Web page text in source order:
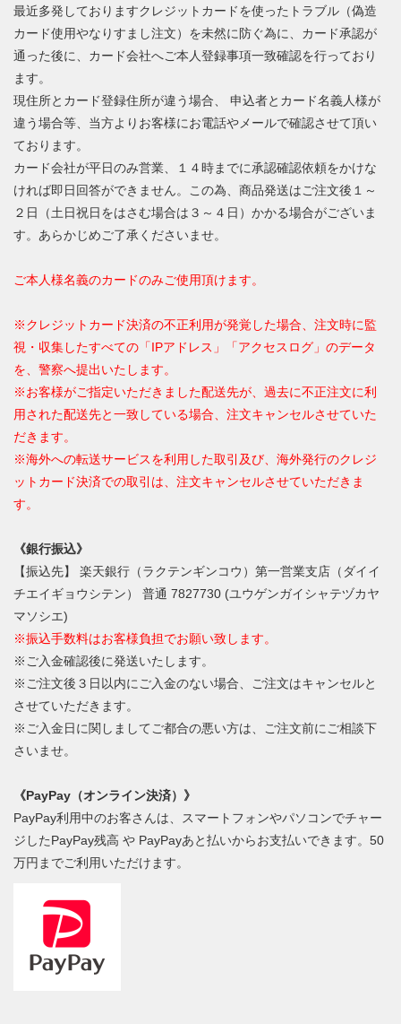
最近多発しておりますクレジットカードを使ったトラブル（偽造
カード使用やなりすまし注文）を未然に防ぐ為に、カード承認が
通った後に、カード会社へご本人登録事項一致確認を行っており
ます。
現住所とカード登録住所が違う場合、 申込者とカード名義人様が
違う場合等、当方よりお客様にお電話やメールで確認させて頂い
ております。
カード会社が平日のみ営業、１４時までに承認確認依頼をかけな
ければ即日回答ができません。この為、商品発送はご注文後１～
２日（土日祝日をはさむ場合は３～４日）かかる場合がございま
す。あらかじめご了承くださいませ。
ご本人様名義のカードのみご使用頂けます。
※クレジットカード決済の不正利用が発覚した場合、注文時に監
視・収集したすべての「IPアドレス」「アクセスログ」のデータ
を、警察へ提出いたします。
※お客様がご指定いただきました配送先が、過去に不正注文に利
用された配送先と一致している場合、注文キャンセルさせていた
だきます。
※海外への転送サービスを利用した取引及び、海外発行のクレジ
ットカード決済での取引は、注文キャンセルさせていただきま
す。
《銀行振込》
【振込先】 楽天銀行（ラクテンギンコウ）第一営業支店（ダイイ
チエイギョウシテン） 普通 7827730 (ユウゲンガイシャテヅカヤ
マソシエ)
※振込手数料はお客様負担でお願い致します。
※ご入金確認後に発送いたします。
※ご注文後３日以内にご入金のない場合、ご注文はキャンセルと
させていただきます。
※ご入金日に関しましてご都合の悪い方は、ご注文前にご相談下
さいませ。
《PayPay（オンライン決済）》
PayPay利用中のお客さんは、スマートフォンやパソコンでチャー
ジしたPayPay残高 や PayPayあと払いからお支払いできます。50
万円までご利用いただけます。